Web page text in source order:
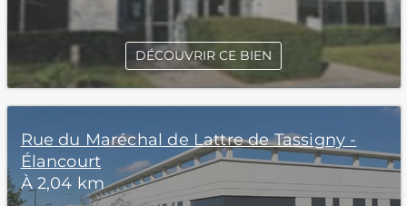
DÉCOUVRIR CE BIEN
Rue du Maréchal de Lattre de Tassigny -
Élancourt
À 2,04 km